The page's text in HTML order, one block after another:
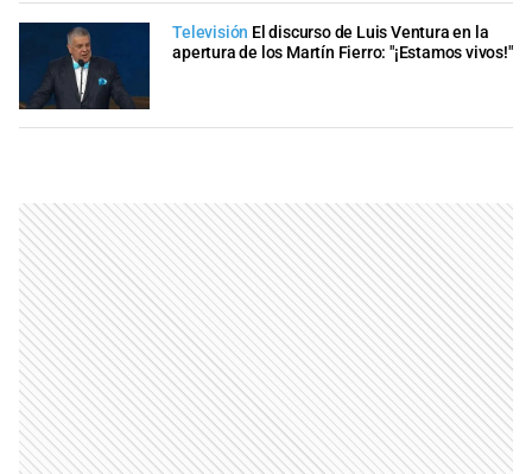
Televisión El discurso de Luis Ventura en la
apertura de los Martín Fierro: "¡Estamos vivos!"